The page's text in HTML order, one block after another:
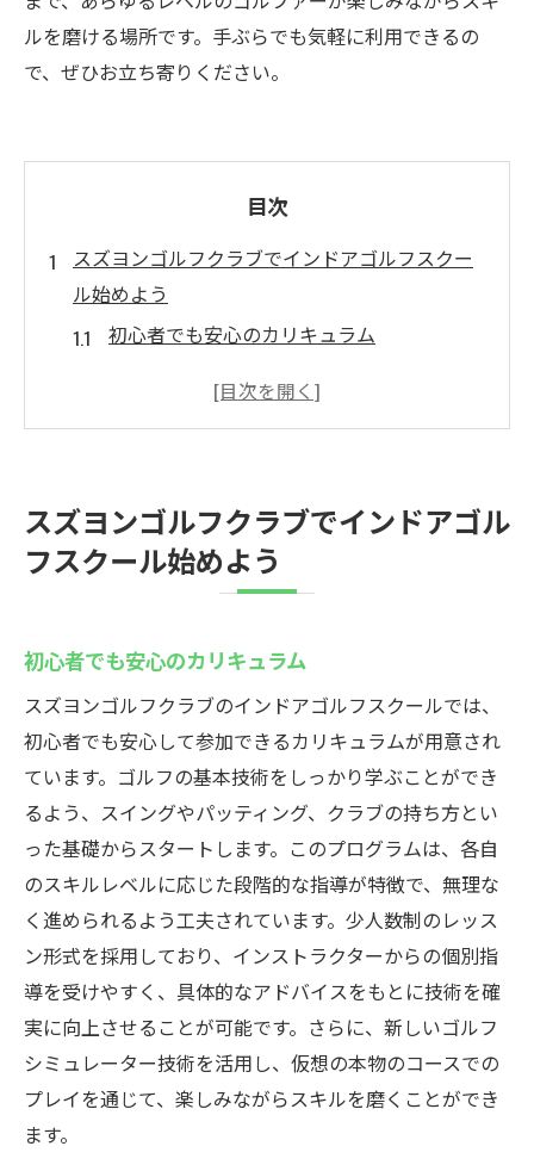
ルを磨ける場所です。手ぶらでも気軽に利用できるの
で、ぜひお立ち寄りください。
目次
スズヨンゴルフクラブでインドアゴルフスクー
ル始めよう
初心者でも安心のカリキュラム
プロのインストラクターが丁寧にサポート
スズヨンゴルフクラブでの体験レッスン情
報
技術
臨場感あふれるゴルフ体験を提供
スズヨンゴルフクラブの技術革新
シミュレーターでできるスキルチェック
スズヨンゴルフクラブの設備紹介
最新技術を使ったスズヨンゴルフクラブの
魅力
スズヨンゴルフクラブのシミュレーター体
験談
初心者からプロまで楽しめるインドアゴルフス
クール
各レベルに応じたコース紹介
スズヨンゴルフクラブでインドアゴル
フスクール始めよう
初心者でも安心のカリキュラム
スズヨンゴルフクラブのインドアゴルフスクールでは、
初心者でも安心して参加できるカリキュラムが用意され
ています。ゴルフの基本技術をしっかり学ぶことができ
るよう、スイングやパッティング、クラブの持ち方とい
った基礎からスタートします。このプログラムは、各自
のスキルレベルに応じた段階的な指導が特徴で、無理な
く進められるよう工夫されています。少人数制のレッス
ン形式を採用しており、インストラクターからの個別指
導を受けやすく、具体的なアドバイスをもとに技術を確
実に向上させることが可能です。さらに、新しいゴルフ
シミュレーター技術を活用し、仮想の本物のコースでの
プレイを通じて、楽しみながらスキルを磨くことができ
ます。